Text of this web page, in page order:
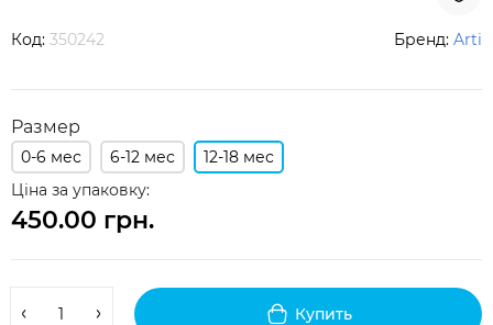
Код: 350242 Бренд: Arti
Размер
0-6 мес 6-12 мес
12-18 мес
Ціна за упаковку:
450.00 грн.
Купить